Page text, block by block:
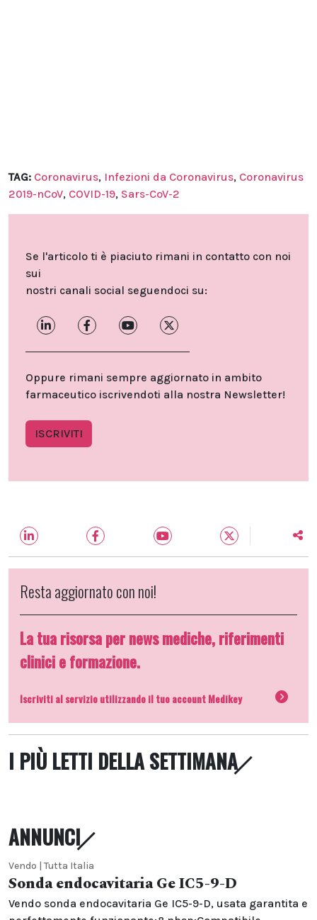
TAG: Coronavirus, Infezioni da Coronavirus, Coronavirus
2019-nCoV, COVID-19, Sars-CoV-2
Se l'articolo ti è piaciuto rimani in contatto con noi
sui
nostri canali social seguendoci su:
Oppure rimani sempre aggiornato in ambito
farmaceutico iscrivendoti alla nostra Newsletter!
ISCRIVITI
Resta aggiornato con noi!
La tua risorsa per news mediche, riferimenti
clinici e formazione.
Iscriviti al servizio utilizzando il tuo account Medikey
I PIÙ LETTI DELLA SETTIMANA
ANNUNCI
Vendo | Tutta Italia
Sonda endocavitaria Ge IC5-9-D
Vendo sonda endocavitaria Ge IC5-9-D, usata garantita e